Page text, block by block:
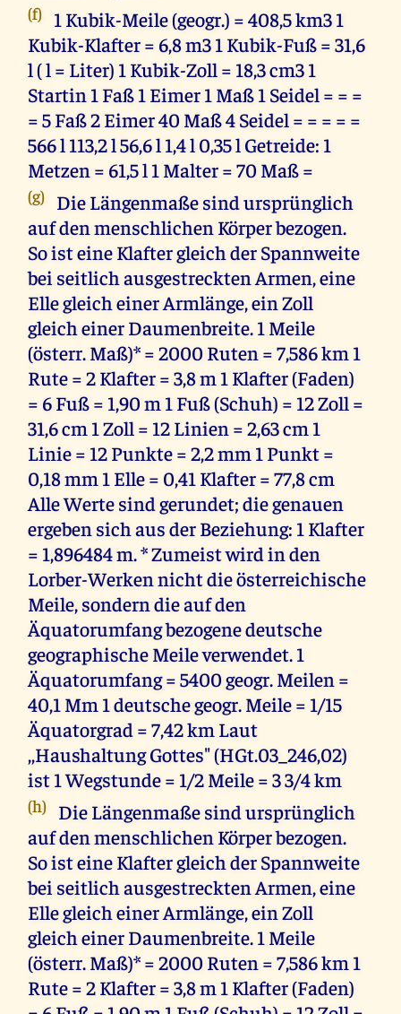
(f) 1 Kubik-Meile (geogr.) = 408,5 km3 1
Kubik-Klafter = 6,8 m3 1 Kubik-Fuß = 31,6
l ( l = Liter) 1 Kubik-Zoll = 18,3 cm3 1
Startin 1 Faß 1 Eimer 1 Maß 1 Seidel = = =
= 5 Faß 2 Eimer 40 Maß 4 Seidel = = = = =
566 l 113,2 l 56,6 l 1,4 l 0,35 l Getreide: 1
Metzen = 61,5 l 1 Malter = 70 Maß =
(g) Die Längenmaße sind ursprünglich
auf den menschlichen Körper bezogen.
So ist eine Klafter gleich der Spannweite
bei seitlich ausgestreckten Armen, eine
Elle gleich einer Armlänge, ein Zoll
gleich einer Daumenbreite. 1 Meile
(österr. Maß)* = 2000 Ruten = 7,586 km 1
Rute = 2 Klafter = 3,8 m 1 Klafter (Faden)
= 6 Fuß = 1,90 m 1 Fuß (Schuh) = 12 Zoll =
31,6 cm 1 Zoll = 12 Linien = 2,63 cm 1
Linie = 12 Punkte = 2,2 mm 1 Punkt =
0,18 mm 1 Elle = 0,41 Klafter = 77,8 cm
Alle Werte sind gerundet; die genauen
ergeben sich aus der Beziehung: 1 Klafter
= 1,896484 m. * Zumeist wird in den
Lorber-Werken nicht die österreichische
Meile, sondern die auf den
Äquatorumfang bezogene deutsche
geographische Meile verwendet. 1
Äquatorumfang = 5400 geogr. Meilen =
40,1 Mm 1 deutsche geogr. Meile = 1/15
Äquatorgrad = 7,42 km Laut
,,Haushaltung Gottes" (HGt.03_246,02)
ist 1 Wegstunde = 1/2 Meile = 3 3/4 km
(h) Die Längenmaße sind ursprünglich
auf den menschlichen Körper bezogen.
So ist eine Klafter gleich der Spannweite
bei seitlich ausgestreckten Armen, eine
Elle gleich einer Armlänge, ein Zoll
gleich einer Daumenbreite. 1 Meile
(österr. Maß)* = 2000 Ruten = 7,586 km 1
Rute = 2 Klafter = 3,8 m 1 Klafter (Faden)